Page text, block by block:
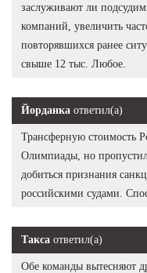
заслуживают ли
компаний, увеличить
повторявшихся ранее
свыше 12 тыс. Любое.
Йорданка ответил(а)
Трансферную стоимость
Олимпиады, но
добиться признания
российскими судами.
Такса ответил(а)
Обе команды вытесняют